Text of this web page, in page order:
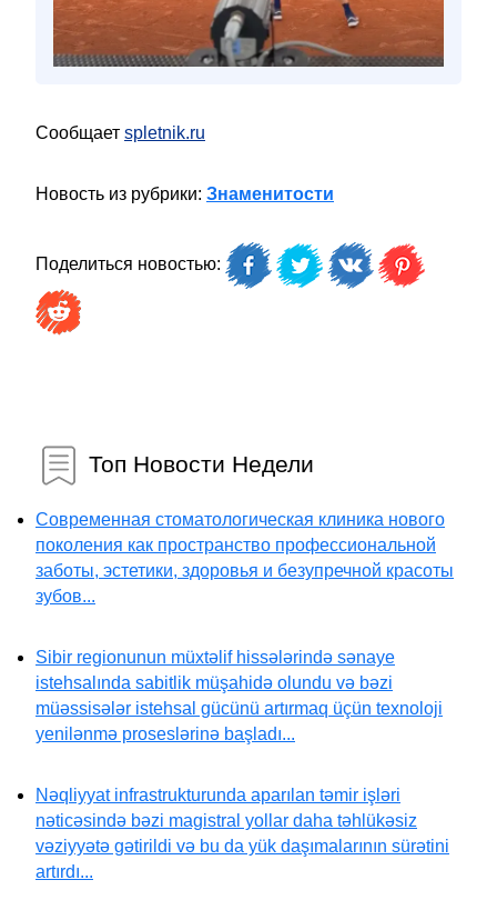
Сообщает spletnik.ru
Новость из рубрики: Знаменитости
Поделиться новостью:
Топ Новости Недели
Современная стоматологическая клиника нового
поколения как пространство профессиональной
заботы, эстетики, здоровья и безупречной красоты
зубов...
Sibir regionunun müxtəlif hissələrində sənaye
istehsalında sabitlik müşahidə olundu və bəzi
müəssisələr istehsal gücünü artırmaq üçün texnoloji
yenilənmə proseslərinə başladı...
Nəqliyyat infrastrukturunda aparılan təmir işləri
nəticəsində bəzi magistral yollar daha təhlükəsiz
vəziyyətə gətirildi və bu da yük daşımalarının sürətini
artırdı...